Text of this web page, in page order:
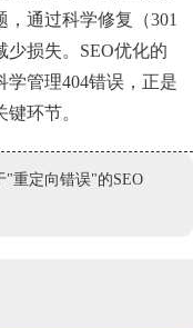
通过科学修复（301
少损失。SEO优化的
管理404错误，正是
环节。
"重定向错误"的SEO